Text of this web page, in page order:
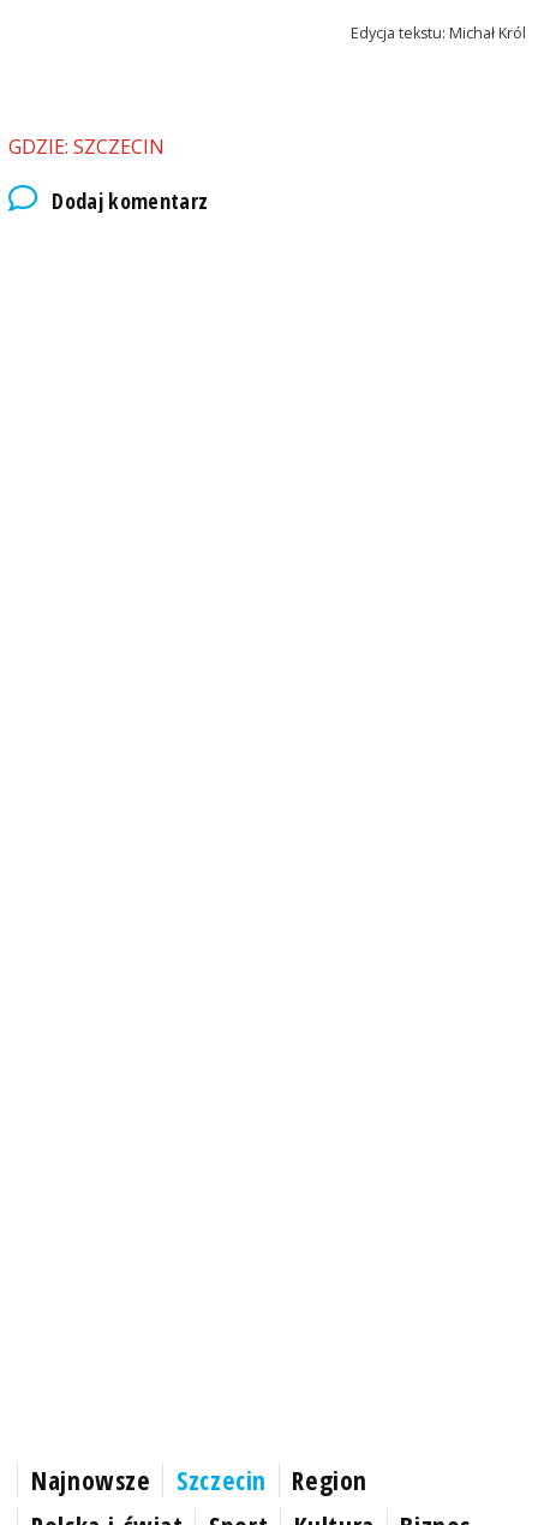
Edycja tekstu: Michał Król
GDZIE: SZCZECIN
Dodaj komentarz
Najnowsze Szczecin
Region